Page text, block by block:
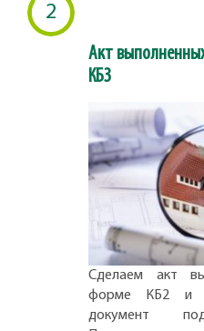
2
Акт
КБ3
Сделаем акт
форме КБ2 и
документ